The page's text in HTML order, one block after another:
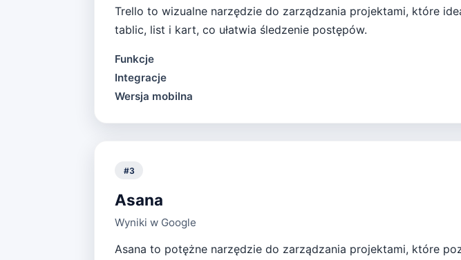
Trello to wizualne narzędzie do zarządzania projektami, które
tablic, list i kart, co ułatwia śledzenie postępów.
Funkcje
Integracje
Wersja mobilna
#3
Asana
Wyniki w Google
Asana to potężne narzędzie do zarządzania projektami, które